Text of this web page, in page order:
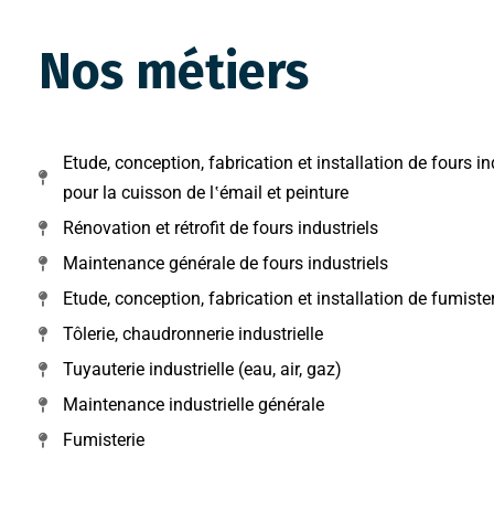
Nos métiers
Etude, conception, fabrication et installation de fours
pour la cuisson de l‛émail et peinture
Rénovation et rétrofit de fours industriels
Maintenance générale de fours industriels
Etude, conception, fabrication et installation de
Tôlerie, chaudronnerie industrielle
Tuyauterie industrielle (eau, air, gaz)
Maintenance industrielle générale
Fumisterie